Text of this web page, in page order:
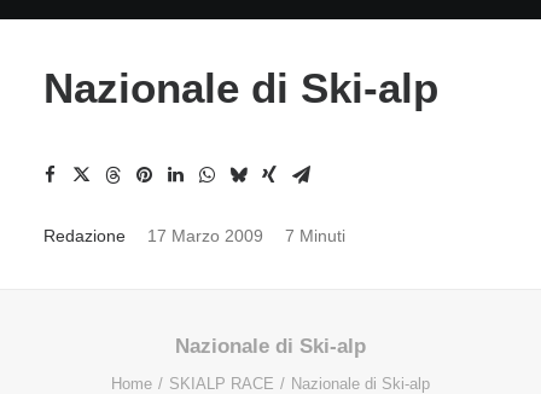
Nazionale di Ski-alp
Redazione 17 Marzo 2009 7 Minuti
Nazionale di Ski-alp
Home SKIALP RACE Nazionale di Ski-alp